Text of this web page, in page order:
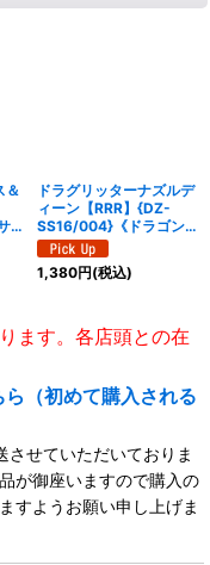
＆
ドラグリッターナズルデ
ィーン【RRR】{DZ-
SS16/004}《ドラゴン
エンパイア》
1,380円(税込)
ます。各店頭との在
（初めて購入される
せていただいておりま
が御座いますので購入の
すようお願い申し上げま